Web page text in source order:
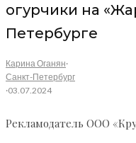
огурчики на
Петербурге
Карина Оганян·
Санкт-Петербург
·03.07.2024
Рекламодатель ООО